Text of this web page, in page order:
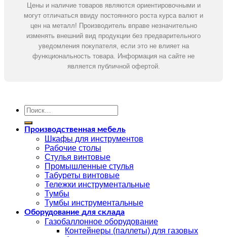
Цены и наличие товаров являются ориентировочными и
могут отличаться ввиду постоянного роста курса валют и
цен на металл! Производитель вправе незначительно
изменять внешний вид продукции без предварительного
уведомления покупателя, если это не влияет на
функциональность товара. Информация на сайте не
является публичной офертой.
Искать:
Производственная мебель
Шкафы для инструментов
Рабочие столы
Стулья винтовые
Промышленные стулья
Табуреты винтовые
Тележки инструментальные
Тумбы
Тумбы инструментальные
Оборудование для склада
Газобаллонное оборудование
Контейнеры (паллеты) для газовых